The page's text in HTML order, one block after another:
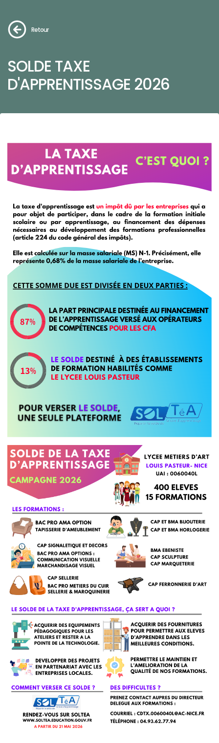
Retour
SOLDE TAXE
D'APPRENTISSAGE 2026